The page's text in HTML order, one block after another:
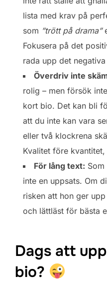
lista med krav på
som ”trött på drama”
Fokusera på det
rada upp det
Överdriv inte
rolig – men försök
kort bio. Det kan bli
att du inte kan vara
eller två klockrena
Kvalitet före
För lång text:
inte en uppsats. Om
risken att hon ger
och lättläst för bästa
Dags att
bio?